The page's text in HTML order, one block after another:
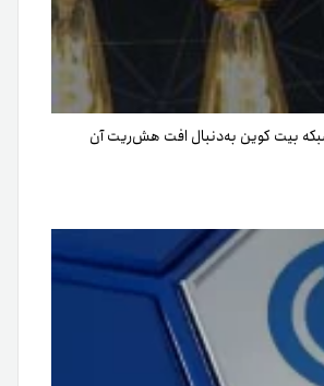
بیت کوین به‌دنبال افت هش‌ریت آن